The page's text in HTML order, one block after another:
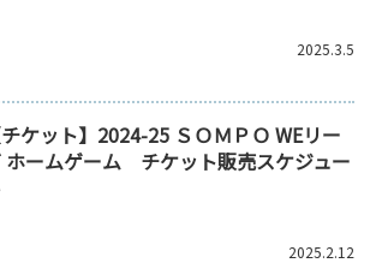
2025.3.5
チケット】2024-25 ＳＯＭＰＯ WEリー
ホームゲーム チケット販売スケジュー
2025.2.12